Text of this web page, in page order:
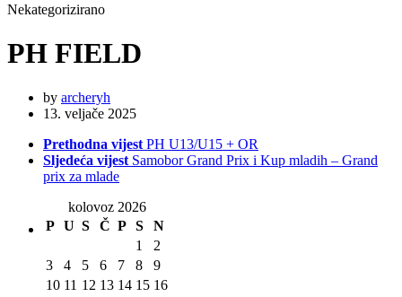
Nekategorizirano
PH FIELD
by archeryh
13. veljače 2025
Prethodna vijest PH U13/U15 + OR
Sljedeća vijest Samobor Grand Prix i Kup mladih – Grand
prix za mlade
kolovoz 2026
P U S Č P S
N
1
2
3
4 5 6 7 8
9
10 11 12 13 14 15 16